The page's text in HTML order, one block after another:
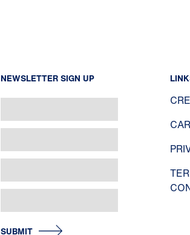
NEWSLETTER SIGN UP
SUBMIT